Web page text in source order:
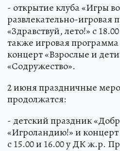
- открытие клуба «Игры
развлекательно-игровая
«Здравствуй, лето!» с
также игровая
концерт «Взрослые и
«Содружество».
2 июня праздничные
продолжатся:
- детский праздник
«Игроландию!» и концерт
с 15.00 и 16.00 у ДК ж.р.